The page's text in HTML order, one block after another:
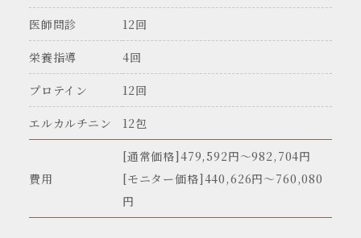
医師問診 12回
栄養指導 4回
プロテイン 12回
エルカルチニン 12包
費用
[通常価格]479,592円〜982,704円
[モニター価格]440,626円～760,080
円